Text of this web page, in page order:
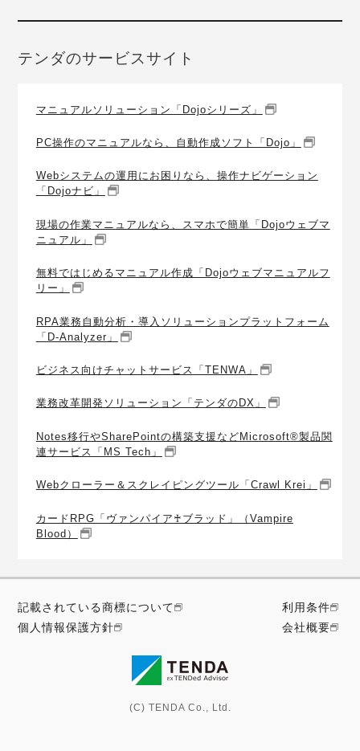
テンダのサービスサイト
マニュアルソリューション「Dojoシリーズ」
PC操作のマニュアルなら、自動作成ソフト「Dojo」
Webシステムの運用にお困りなら、操作ナビゲーション
「Dojoナビ」
現場の作業マニュアルなら、スマホで簡単「Dojoウェブマ
ニュアル」
無料ではじめるマニュアル作成「Dojoウェブマニュアルフ
リー」
RPA業務自動分析・導入ソリューションプラットフォーム
「D-Analyzer」
ビジネス向けチャットサービス「TENWA」
業務改革開発ソリューション「テンダのDX」
Notes移行やSharePointの構築支援などMicrosoft®製品関
連サービス「MS Tech」
Webクローラー＆スクレイピングツール「Crawl Krei」
カードRPG「ヴァンパイア♰ブラッド」（Vampire
Blood）
(C) TENDA Co., Ltd.
記載されている商標について
利用条件
個人情報保護方針
会社概要